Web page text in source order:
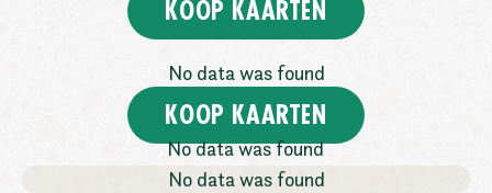
KOOP KAARTEN
No data was found
KOOP KAARTEN
No data was found
No data was found